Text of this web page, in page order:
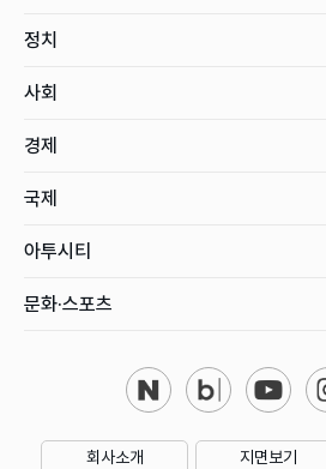
정치
사회
경제
국제
아투시티
문화·스포츠
회사소개 지면보기